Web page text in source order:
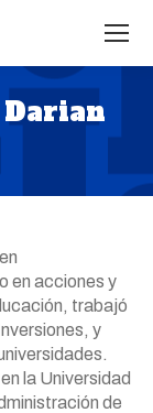
Darian
en acciones y
trabajó
y
la Universidad
de